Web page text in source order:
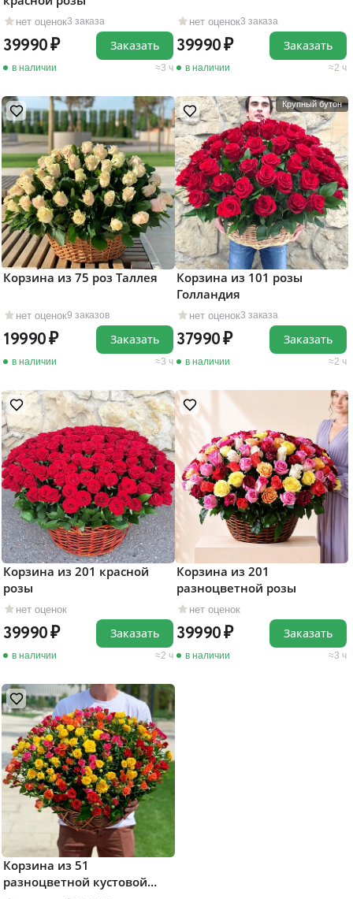
нет оценок3 заказа
39990
в наличии 3 ч
Заказать
нет оценок3 заказа
39990
в наличии 2 ч
Заказать
нет оценок9 заказов
Корзина из 75 роз Таллея
19990
в наличии 3 ч
Заказать
Крупный бутон
нет оценок3 заказа
Корзина из 101 розы
Голландия
37990
в наличии 2 ч
Заказать
нет оценок
Корзина из 201 красной
розы
39990
в наличии 2 ч
Заказать
нет оценок
Корзина из 201
разноцветной розы
39990
в наличии 3 ч
Заказать
Корзина из 51
разноцветной кустовой